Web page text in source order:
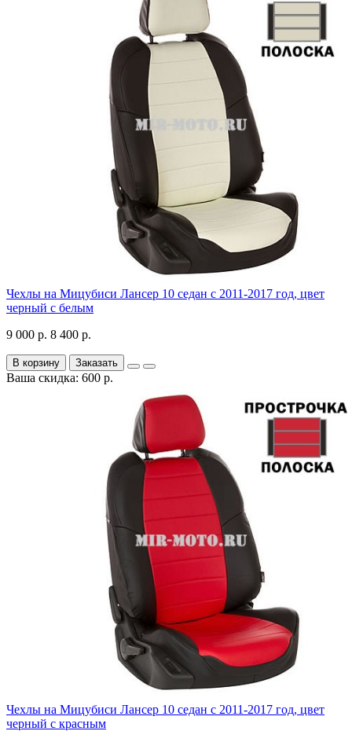
Чехлы на Мицубиси Лансер 10 седан с 2011-2017 год, цвет
черный с белым
9 000 р. 8 400 р.
В корзину Заказать
Ваша скидка: 600 р.
Чехлы на Мицубиси Лансер 10 седан с 2011-2017 год, цвет
черный с красным